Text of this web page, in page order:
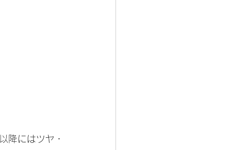
降にはツヤ・